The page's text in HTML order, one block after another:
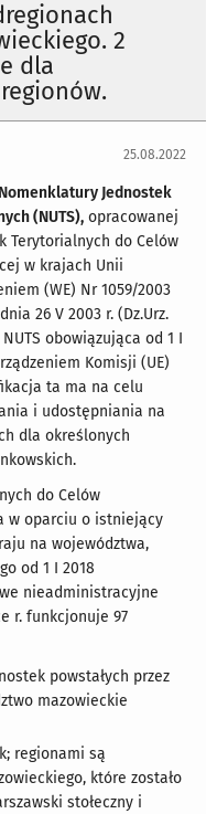
2
dla
25.08.2022
Nomenklatury Jednostek
(NUTS), opracowanej
Terytorialnych do Celów
w krajach Unii
(WE) Nr 1059/2003
26 V 2003 r. (Dz.Urz.
NUTS obowiązująca od 1 I
Komisji (UE)
ta ma na celu
i udostępniania na
dla określonych
do Celów
w oparciu o istniejący
na województwa,
od 1 I 2018
nieadministracyjne
r. funkcjonuje 97
powstałych przez
mazowieckie
regionami są
które zostało
stołeczny i